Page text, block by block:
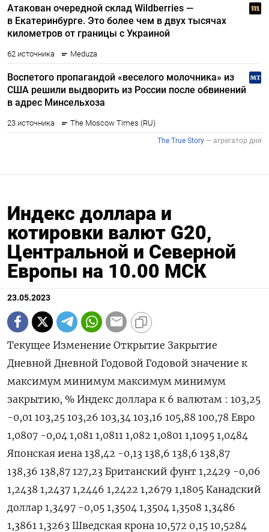
Индекс доллара и
котировки валют G20,
Центральной и Северной
Европы на 10.00 МСК
23.05.2023
Текущее Изменение Открытие Закрытие
Дневной Дневной Годовой Годовой значение к
максимум минимум максимум минимум
закрытию, % Индекс доллара к 6 валютам : 103,25
-0,01 103,25 103,26 103,34 103,16 105,88 100,78 Евро
1,0807 -0,04 1,081 1,0811 1,082 1,0801 1,1095 1,0484
Японская иена 138,42 -0,13 138,6 138,6 138,87
138,36 138,87 127,23 Британский фунт 1,2429 -0,06
1,2438 1,2437 1,2446 1,2422 1,2679 1,1805 Канадский
доллар 1,3497 -0,05 1,3504 1,3504 1,3508 1,3486
1,3861 1,3263 Шведская крона 10,572 0,15 10,5284